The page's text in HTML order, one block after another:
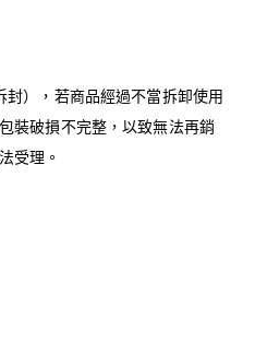
），若商品經過不當拆卸使用
裝破損不完整，以致無法再銷
受理。